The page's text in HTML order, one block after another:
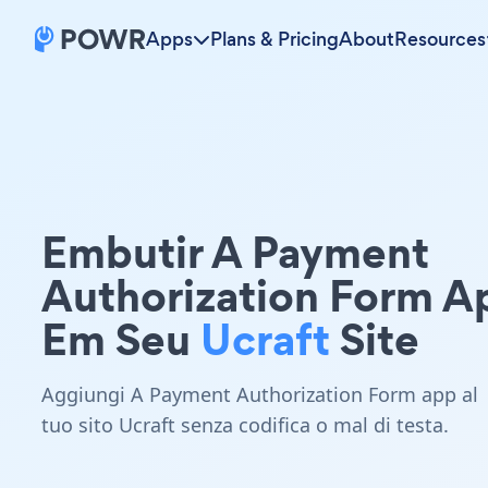
Apps Plans & PricingAboutResources
Embutir A Payment
Authorization Form
Em Seu UcraftSite
Aggiungi A Payment Authorization Form app al
tuo sito Ucraft senza codifica o mal di testa.